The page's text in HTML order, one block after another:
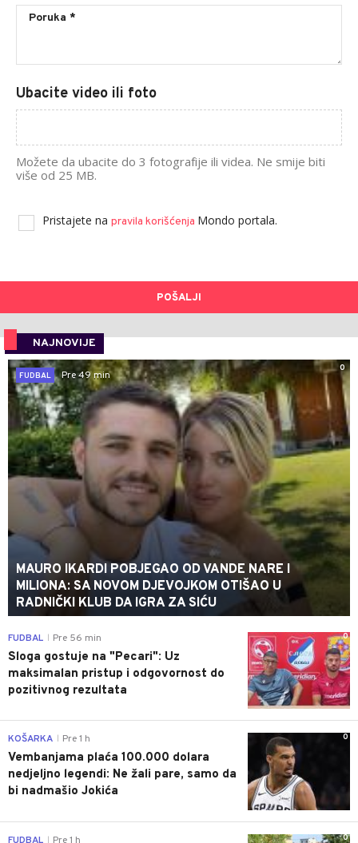
Ubacite video ili foto
Možete da ubacite do 3 fotografije ili videa. Ne smije biti
više od 25 MB.
Pristajete na pravila korišćenja Mondo portala.
POŠALJI
NAJNOVIJE
0
FUDBAL
Pre 49 min
MAURO IKARDI POBJEGAO OD VANDE NARE I
MILIONA: SA NOVOM DJEVOJKOM OTIŠAO U
RADNIČKI KLUB DA IGRA ZA SIĆU
0
FUDBAL Pre 56 min
Sloga gostuje na "Pecari": Uz
maksimalan pristup i odgovornost do
pozitivnog rezultata
0
KOŠARKA Pre 1 h
Vembanjama plaća 100.000 dolara
nedjeljno legendi: Ne žali pare, samo da
bi nadmašio Jokića
0
FUDBAL Pre 1 h